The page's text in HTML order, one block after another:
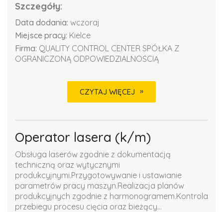
Szczegóły:
Data dodania: wczoraj
Miejsce pracy: Kielce
Firma: QUALITY CONTROL CENTER SPÓŁKA Z
OGRANICZONĄ ODPOWIEDZIALNOŚCIĄ
CZYTAJ WIĘCEJ
Operator lasera (k/m)
Obsługa laserów zgodnie z dokumentacją
techniczną oraz wytycznymi
produkcyjnymi.Przygotowywanie i ustawianie
parametrów pracy maszyn.Realizacja planów
produkcyjnych zgodnie z harmonogramem.Kontrola
przebiegu procesu cięcia oraz bieżący...